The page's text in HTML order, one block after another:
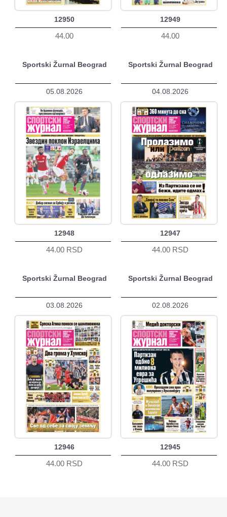
12950
44.00
12949
44.00
Sportski Žurnal Beograd
05.08.2026
12948
44.00 RSD
Sportski Žurnal Beograd
04.08.2026
12947
44.00 RSD
Sportski Žurnal Beograd
03.08.2026
12946
44.00 RSD
Sportski Žurnal Beograd
02.08.2026
12945
44.00 RSD